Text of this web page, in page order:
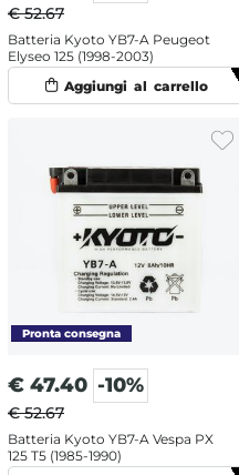
€ 52.67
Batteria Kyoto YB7-A Peugeot
Elyseo 125 (1998-2003)
€ 47.40 -10%
€ 52.67
Batteria Kyoto YB7-A Vespa PX
125 T5 (1985-1990)